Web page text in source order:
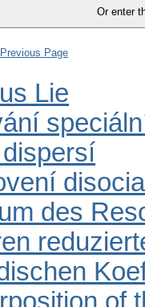
Or enter
Previous Page
Lie
des